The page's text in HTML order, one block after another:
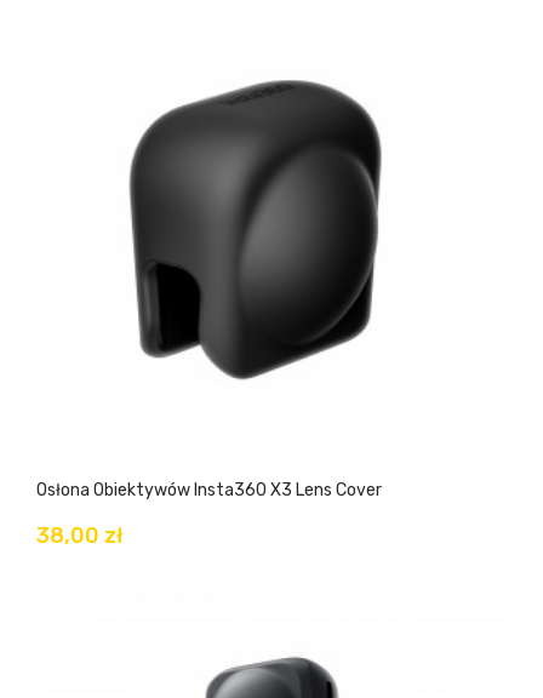
Osłona Obiektywów Insta360 X3 Lens Cover
38,00 zł